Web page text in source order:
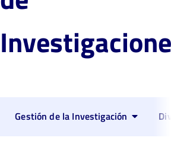
Gestión de la Investigación